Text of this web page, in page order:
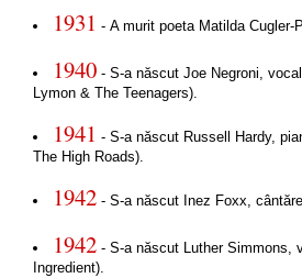
1931 - A murit poeta Matilda Cugler-
1940- S-a născut Joe Negroni,
Lymon & The Teenagers).
1941 - S-a născut Russell Hardy,
The High Roads).
1942- S-a născut Inez Foxx,
1942- S-a născut Luther Simmons,
Ingredient).